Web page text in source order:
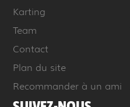
Karting
Team
Contact
Plan du site
Recommander à un ami